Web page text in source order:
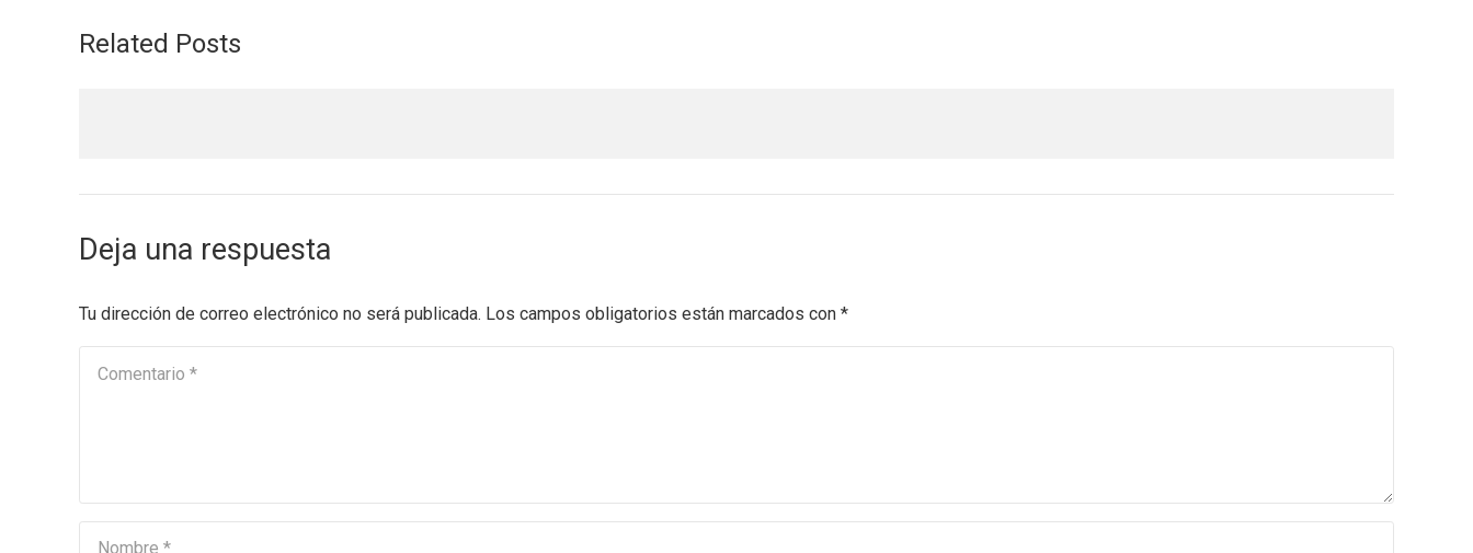
Related Posts
Deja una respuesta
Tu dirección de correo electrónico no será publicada. Los campos obligatorios están marcados con *